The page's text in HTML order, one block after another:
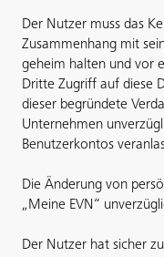
Der Nutzer muss das
Zusammenhang mit
geheim halten und vor
Dritte Zugriff auf diese
dieser begründete
Unternehmen
Benutzerkontos
Die Änderung von
„Meine EVN“
Der Nutzer hat sicher